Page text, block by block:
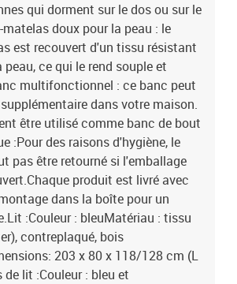
qui dorment sur le dos ou sur le
doux pour la peau : le
est recouvert d'un tissu résistant
ce qui le rend souple et
multifonctionnel : ce banc peut
dans votre maison.
être utilisé comme banc de bout
:Pour des raisons d'hygiène, le
pas être retourné si l'emballage
produit est livré avec
dans la boîte pour un
:Couleur : bleuMatériau : tissu
contreplaqué, bois
203 x 80 x 118/128 cm (L
lit :Couleur : bleu et